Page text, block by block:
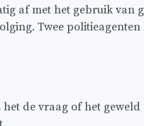
af met het gebruik
Twee
de vraag of het